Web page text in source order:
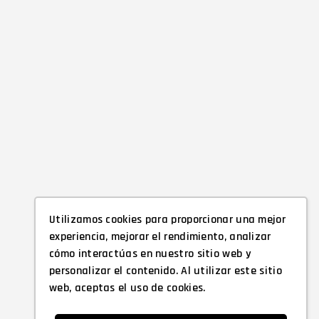
Utilizamos cookies para proporcionar una mejor
experiencia, mejorar el rendimiento, analizar
cómo interactúas en nuestro sitio web y
personalizar el contenido. Al utilizar este sitio
web, aceptas el uso de cookies.